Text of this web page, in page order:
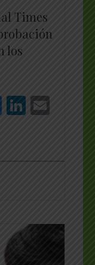
Times
los
Bluesky